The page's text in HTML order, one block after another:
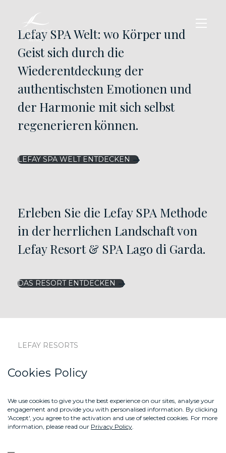
Lefay SPA Welt: wo Körper und
Geist sich durch die
Wiederentdeckung der
authentischsten Emotionen und
der Harmonie mit sich selbst
regenerieren können.
LEFAY SPA WELT ENTDECKEN
Erleben Sie die Lefay SPA Methode
in der herrlichen Landschaft von
Lefay Resort & SPA Lago di Garda.
DAS RESORT ENTDECKEN
LEFAY RESORTS
KONTAKTE
ABOUT US
Cookies Policy
We use cookies to give you the best experience on our sites, analyse your
engagement and provide you with personalised information. By clicking
'Accept', you agree to the activation and use of selected cookies. For more
information, please read our Privacy Policy.